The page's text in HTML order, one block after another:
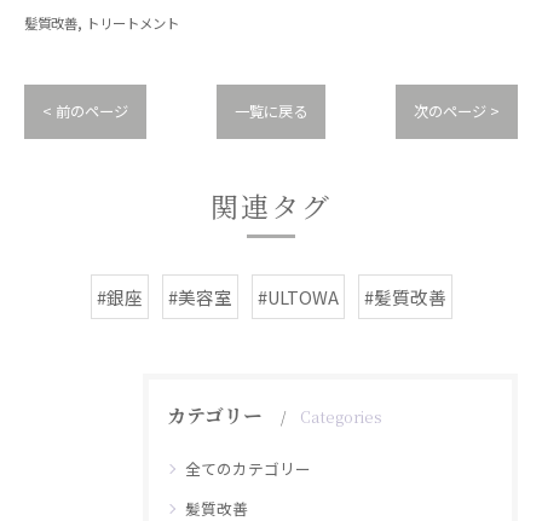
髪質改善 トリートメント
< 前のページ 一覧に戻る 次のページ >
関連タグ
#銀座 #美容室 #ULTOWA #髪質改善
カテゴリー Categories
全てのカテゴリー
髪質改善